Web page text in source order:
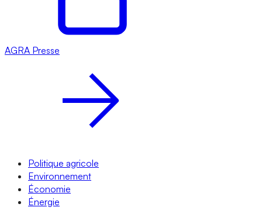
AGRA Presse
Politique agricole
Environnement
Économie
Énergie